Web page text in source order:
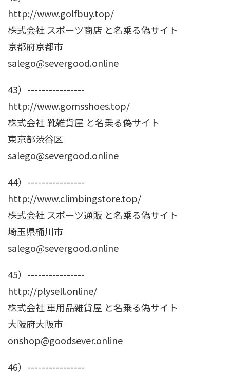
http://www.golfbuy.top/
株式会社 スポーツ商店 と名乗る偽サイト
京都府京都市
salego@severgood.online
43）----------------
http://www.gomsshoes.top/
株式会社 靴雑貨屋 と名乗る偽サイト
東京都渋谷区
salego@severgood.online
44）----------------
http://www.climbingstore.top/
株式会社 スポーツ通販 と名乗る偽サイト
埼玉県桶川市
salego@severgood.online
45）----------------
http://plysell.online/
株式会社 車用品雑貨屋 と名乗る偽サイト
大阪府大阪市
onshop@goodsever.online
46）----------------